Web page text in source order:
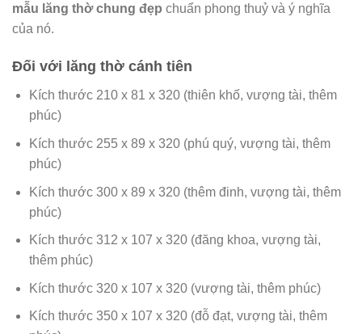
mẫu lăng thờ chung đẹp chuẩn phong thuỷ và ý nghĩa
của nó.
Đối với lăng thờ cánh tiên
Kích thước 210 x 81 x 320 (thiên khố, vượng tài, thêm
phúc)
Kích thước 255 x 89 x 320 (phú quý, vượng tài, thêm
phúc)
Kích thước 300 x 89 x 320 (thêm đinh, vượng tài, thêm
phúc)
Kích thước 312 x 107 x 320 (đăng khoa, vượng tài,
thêm phúc)
Kích thước 320 x 107 x 320 (vượng tài, thêm phúc)
Kích thước 350 x 107 x 320 (đỗ đạt, vượng tài, thêm